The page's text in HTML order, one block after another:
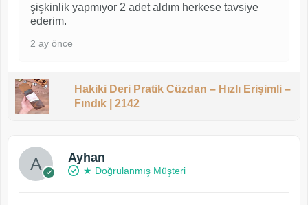
şişkinlik yapmıyor 2 adet aldım herkese tavsiye
ederim.
2 ay önce
Hakiki Deri Pratik Cüzdan – Hızlı Erişimli –
Fındık | 2142
Ayhan
★ Doğrulanmış Müşteri